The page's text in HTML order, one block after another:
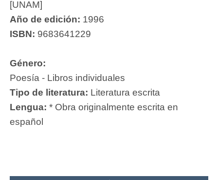
[UNAM]
Año de edición: 1996
ISBN: 9683641229
Género:
Poesía - Libros individuales
Tipo de literatura: Literatura escrita
Lengua: * Obra originalmente escrita en
español